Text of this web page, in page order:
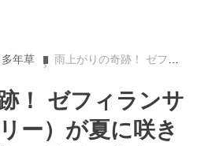
年草 雨上がりの奇跡！ ゼフィランサス（レインリリー）が夏に咲き誇る秘密と種類・品種の魅力
！ ゼフィランサ
ー）が夏に咲き